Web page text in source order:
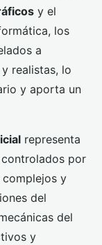
y el
los
a
realistas, lo
y aporta un
representa
por
y
del
del
y